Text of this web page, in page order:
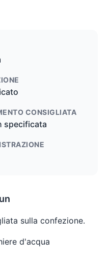
CONSIGLIATA
specificata
sulla confezione.
d'acqua